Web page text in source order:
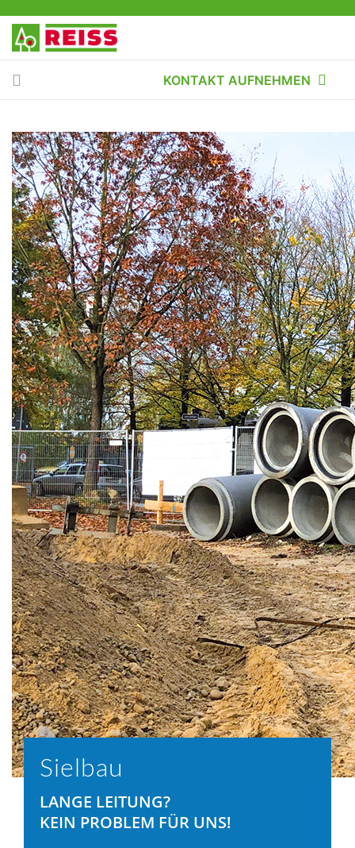
KONTAKT AUFNEHMEN
Sielbau
LANGE LEITUNG?
KEIN PROBLEM FÜR UNS!